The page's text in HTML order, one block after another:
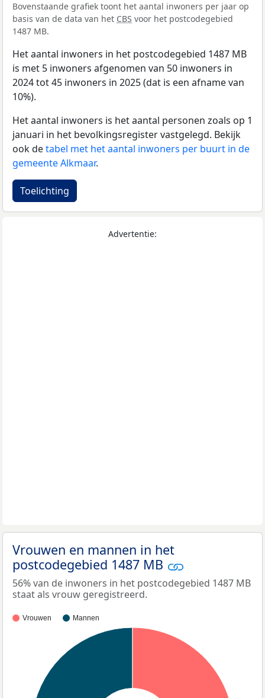
Bovenstaande grafiek toont het aantal inwoners per jaar op
basis van de data van het CBS voor het postcodegebied
1487 MB.
Het aantal inwoners in het postcodegebied 1487 MB
is met 5 inwoners afgenomen van 50 inwoners in
2024 tot 45 inwoners in 2025 (dat is een afname van
10%).
Het aantal inwoners is het aantal personen zoals op 1
januari in het bevolkingsregister vastgelegd. Bekijk
ook detabel met het aantal inwoners per buurt in de
gemeente Alkmaar.
Toelichting
Advertentie:
Vrouwen en mannen in het
postcodegebied 1487 MB
56% van de inwoners in het postcodegebied 1487 MB
staat als vrouw geregistreerd.
Vrouwen Mannen